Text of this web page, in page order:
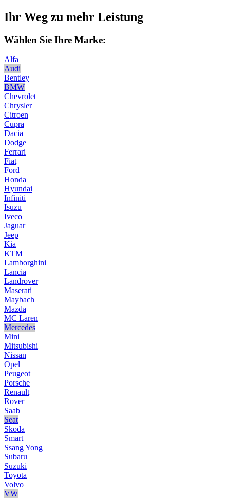
Ihr Weg zu mehr Leistung
Wählen Sie Ihre Marke:
Alfa
Audi
Bentley
BMW
Chevrolet
Chrysler
Citroen
Cupra
Dacia
Dodge
Ferrari
Fiat
Ford
Honda
Hyundai
Infiniti
Isuzu
Iveco
Jaguar
Jeep
Kia
KTM
Lamborghini
Lancia
Landrover
Maserati
Maybach
Mazda
MC Laren
Mercedes
Mini
Mitsubishi
Nissan
Opel
Peugeot
Porsche
Renault
Rover
Saab
Seat
Skoda
Smart
Ssang Yong
Subaru
Suzuki
Toyota
Volvo
VW